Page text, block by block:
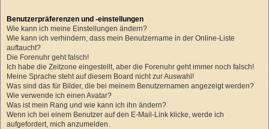
Benutzerpräferenzen und -einstellungen
Wie kann ich meine Einstellungen ändern?
Wie kann ich verhindern, dass mein Benutzername in der Online-Liste
auftaucht?
Die Forenuhr geht falsch!
Ich habe die Zeitzone eingestellt, aber die Forenuhr geht immer noch falsch!
Meine Sprache steht auf diesem Board nicht zur Auswahl!
Was sind das für Bilder, die bei meinem Benutzernamen angezeigt werden?
Wie verwende ich einen Avatar?
Was ist mein Rang und wie kann ich ihn ändern?
Wenn ich bei einem Benutzer auf den E-Mail-Link klicke, werde ich
aufgefordert, mich anzumelden.